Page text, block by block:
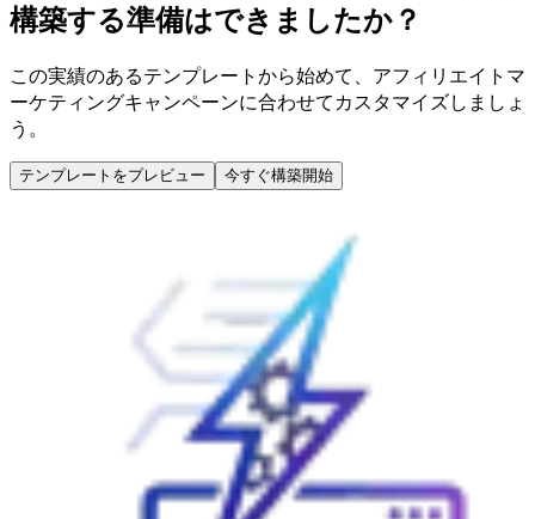
構築する準備はできましたか？
この実績のあるテンプレートから始めて、アフィリエイトマ
ーケティングキャンペーンに合わせてカスタマイズしましょ
う。
テンプレートをプレビュー 今すぐ構築開始